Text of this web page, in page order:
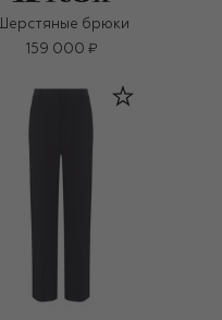
Шерстяные брюки
159 000 ₽